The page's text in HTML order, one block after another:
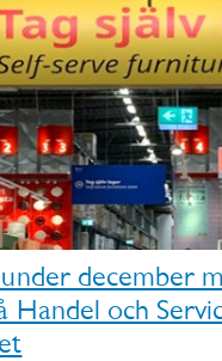
december
Handel och